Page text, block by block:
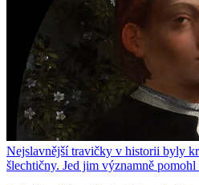
Nejslavnější travičky v historii byly
šlechtičny. Jed jim významně pomohl